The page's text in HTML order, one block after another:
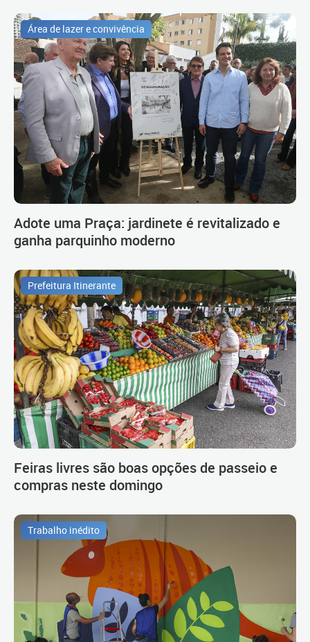
Área de lazer e convivência
Adote uma Praça: jardinete é revitalizado e
ganha parquinho moderno
Prefeitura Itinerante
Feiras livres são boas opções de passeio e
compras neste domingo
Trabalho inédito